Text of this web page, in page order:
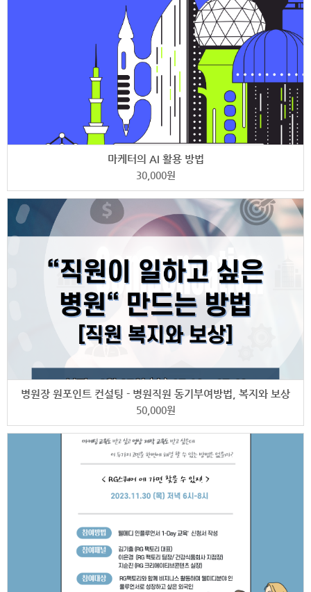
마케터의 AI 활용 방법
30,000원
병원장 원포인트 컨설팅 - 병원직원 동기부여방법, 복지와 보상
50,000원